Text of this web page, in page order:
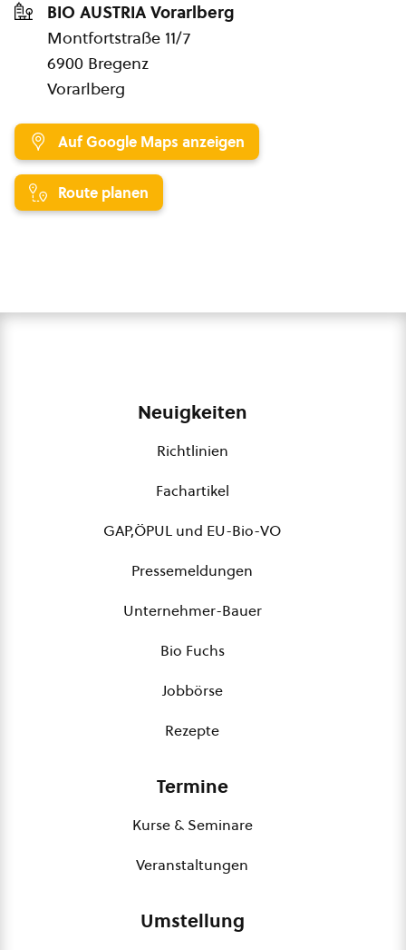
BIO AUSTRIA Vorarlberg
Montfortstraße 11/7
6900 Bregenz
Vorarlberg
Auf Google Maps anzeigen
Route planen
Neuigkeiten
Richtlinien
Fachartikel
GAP,ÖPUL und EU-Bio-VO
Pressemeldungen
Unternehmer-Bauer
Bio Fuchs
Jobbörse
Rezepte
Termine
Kurse & Seminare
Veranstaltungen
Umstellung